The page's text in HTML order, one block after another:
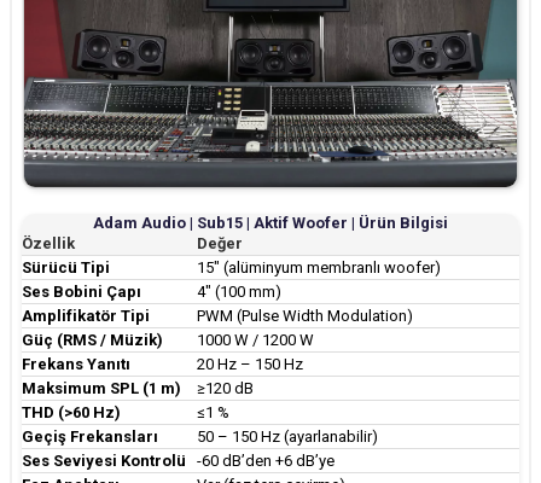
Adam Audio | Sub15 | Aktif Woofer | Ürün Bilgisi
Özellik
Değer
Sürücü Tipi
15" (alüminyum membranlı woofer)
Ses Bobini Çapı
4" (100 mm)
Amplifikatör Tipi
PWM (Pulse Width Modulation)
Güç (RMS / Müzik)
1000 W / 1200 W
Frekans Yanıtı
20 Hz – 150 Hz
Maksimum SPL (1 m)
≥120 dB
THD (>60 Hz)
≤1 %
Geçiş Frekansları
50 – 150 Hz (ayarlanabilir)
Ses Seviyesi Kontrolü
-60 dB’den +6 dB’ye